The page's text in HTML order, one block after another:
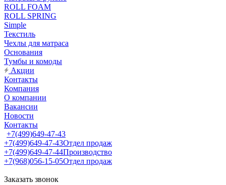
ROLL FOAM
ROLL SPRING
Simple
Текстиль
Чехлы для матраса
Основания
Тумбы и комоды
Акции
Контакты
Компания
О компании
Вакансии
Новости
Контакты
+7(499)649-47-43
+7(499)649-47-43Отдел продаж
+7(499)649-47-44Производство
+7(968)056-15-05Отдел продаж
Заказать звонок